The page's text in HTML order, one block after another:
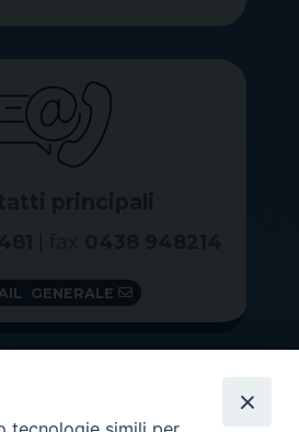
GENERALE